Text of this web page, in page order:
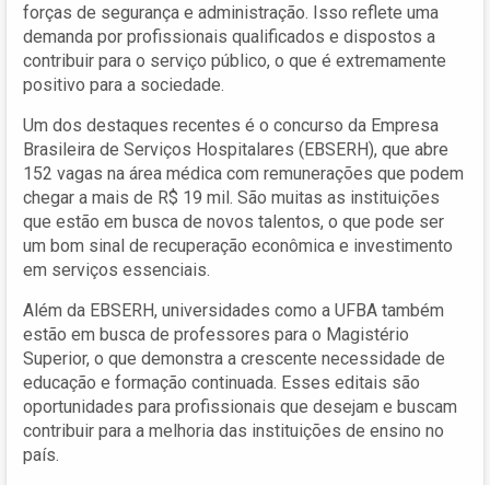
forças de segurança e administração. Isso reflete uma
demanda por profissionais qualificados e dispostos a
contribuir para o serviço público, o que é extremamente
positivo para a sociedade.
Um dos destaques recentes é o concurso da Empresa
Brasileira de Serviços Hospitalares (EBSERH), que abre
152 vagas na área médica com remunerações que podem
chegar a mais de R$ 19 mil. São muitas as instituições
que estão em busca de novos talentos, o que pode ser
um bom sinal de recuperação econômica e investimento
em serviços essenciais.
Além da EBSERH, universidades como a UFBA também
estão em busca de professores para o Magistério
Superior, o que demonstra a crescente necessidade de
educação e formação continuada. Esses editais são
oportunidades para profissionais que desejam e buscam
contribuir para a melhoria das instituições de ensino no
país.